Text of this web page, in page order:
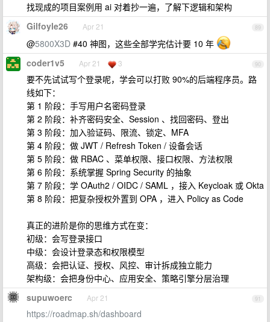
找现成的项目案例用 ai 对着抄一遍，了解下逻辑和架构
89
Gilfoyle26 Apr 21
@5800X3D #40 神图，这些全部学完估计要 10 年
90
coder1v5 Apr 21 3
要不先试试写个登录呢，学会可以打败 90%的后端程序员。路
线如下：
第 1 阶段：手写用户名密码登录
第 2 阶段：补齐密码安全、Session 、找回密码、登出
第 3 阶段：加入验证码、限流、锁定、MFA
第 4 阶段：做 JWT / Refresh Token / 设备会话
第 5 阶段：做 RBAC 、菜单权限、接口权限、方法权限
第 6 阶段：系统掌握 Spring Security 的抽象
第 7 阶段：学 OAuth2 / OIDC / SAML ，接入 Keycloak 或 Okta
第 8 阶段：把复杂授权外置到 OPA ，进入 Policy as Code
真正的进阶是你的思维方式在变：
初级：会写登录接口
中级：会设计登录态和权限模型
高级：会把认证、授权、风控、审计拆成独立能力
架构级：会把身份中心、应用安全、策略引擎分层治理
91
supuwoerc Apr 21
https://roadmap.sh/dashboard